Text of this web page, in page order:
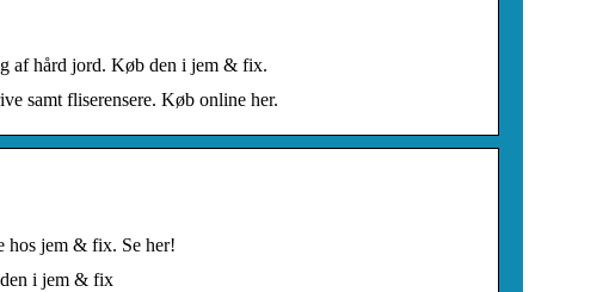
af hård jord. Køb den i jem & fix.
samt fliserensere. Køb online her.
hos jem & fix. Se her!
i jem & fix